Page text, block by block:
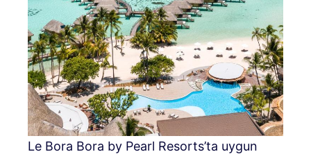
Le Bora Bora by Pearl Resorts’ta uygun